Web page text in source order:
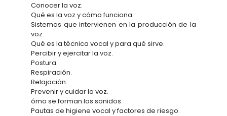
Conocer la voz.
Qué es la voz y cómo funciona.
Sistemas que intervienen en la producción de la
voz.
Qué es la técnica vocal y para qué sirve.
Percibir y ejercitar la voz.
Postura.
Respiración.
Relajación.
Prevenir y cuidar la voz.
ómo se forman los sonidos.
Pautas de higiene vocal y factores de riesgo.